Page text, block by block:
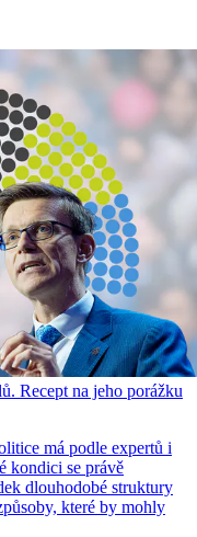
Recept na jeho porážku
má podle expertů i
kondici se právě
dlouhodobé struktury
které by mohly